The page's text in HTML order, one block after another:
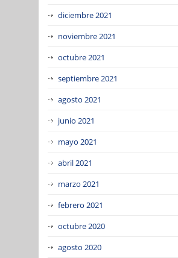
diciembre 2021
noviembre 2021
octubre 2021
septiembre 2021
agosto 2021
junio 2021
mayo 2021
abril 2021
marzo 2021
febrero 2021
octubre 2020
agosto 2020